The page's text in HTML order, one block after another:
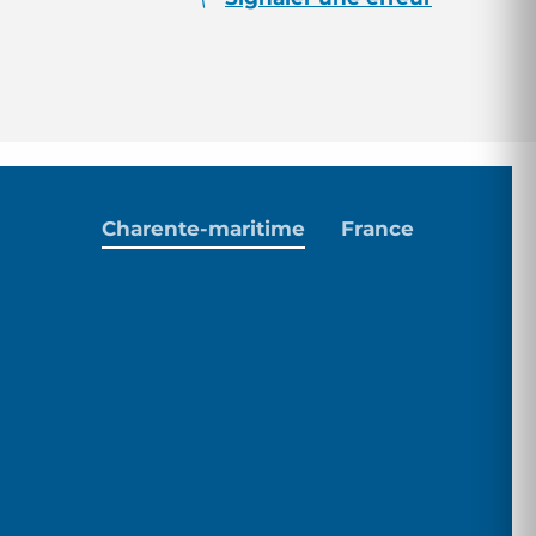
Charente-maritime France